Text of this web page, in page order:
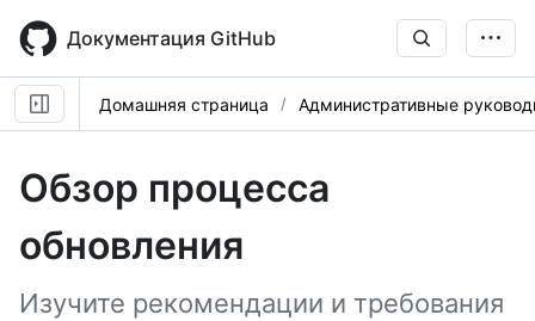
main
content
Документация GitHub
Домашняя страница Административные
Обзор процесса
обновления
Изучите рекомендации и требования